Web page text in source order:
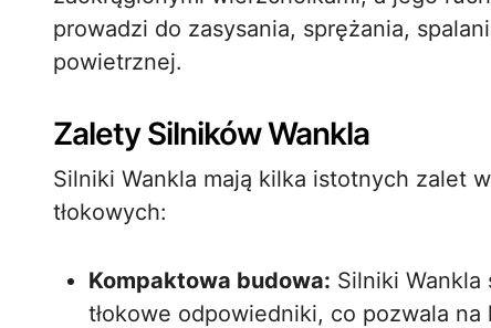
prowadzi do zasysania, sprężania,
powietrznej.
Zalety Silników Wankla
Silniki Wankla mają kilka istotnych zalet
tłokowych:
Kompaktowa budowa: Silniki
tłokowe odpowiedniki, co pozwala